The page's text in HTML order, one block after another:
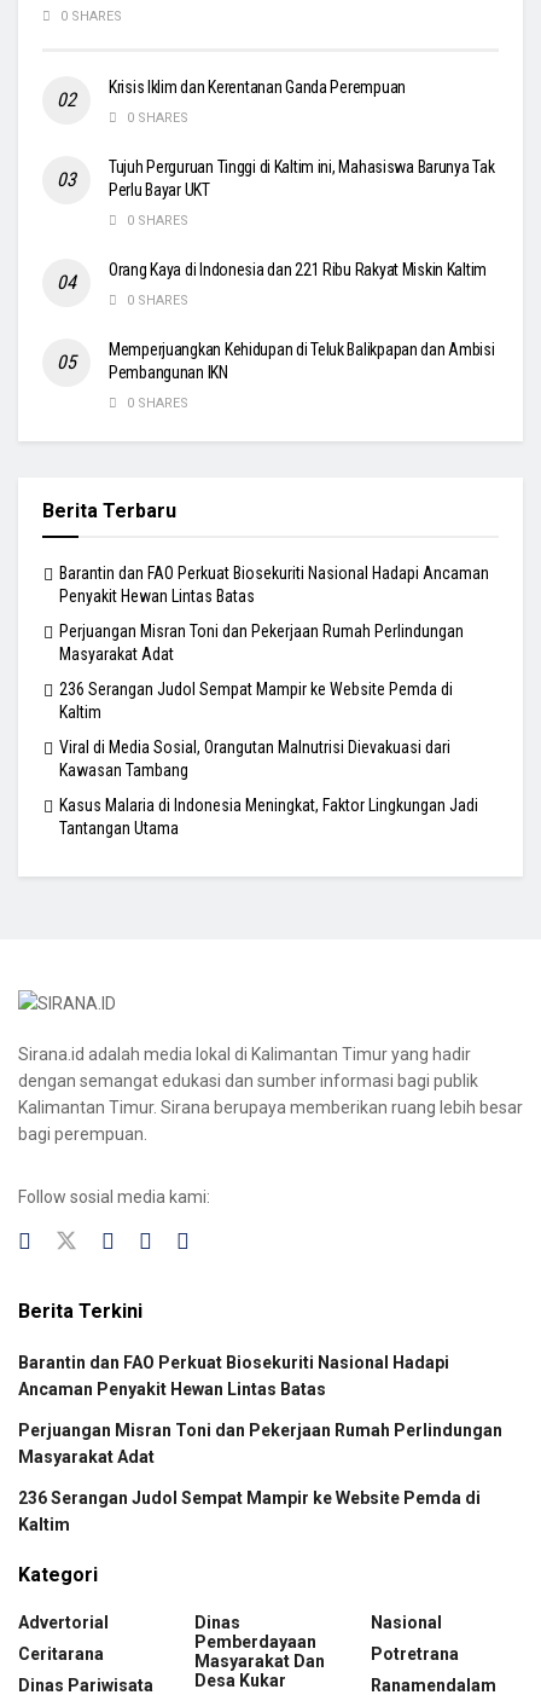
0 SHARES
Krisis Iklim dan Kerentanan Ganda Perempuan
0 SHARES
Tujuh Perguruan Tinggi di Kaltim ini, Mahasiswa Barunya Tak
Perlu Bayar UKT
0 SHARES
Orang Kaya di Indonesia dan 221 Ribu Rakyat Miskin Kaltim
0 SHARES
Memperjuangkan Kehidupan di Teluk Balikpapan dan Ambisi
Pembangunan IKN
0 SHARES
Berita Terbaru
Barantin dan FAO Perkuat Biosekuriti Nasional Hadapi Ancaman
Penyakit Hewan Lintas Batas
Perjuangan Misran Toni dan Pekerjaan Rumah Perlindungan
Masyarakat Adat
236 Serangan Judol Sempat Mampir ke Website Pemda di
Kaltim
Viral di Media Sosial, Orangutan Malnutrisi Dievakuasi dari
Kawasan Tambang
Kasus Malaria di Indonesia Meningkat, Faktor Lingkungan Jadi
Tantangan Utama
Sirana.id adalah media lokal di Kalimantan Timur yang hadir
dengan semangat edukasi dan sumber informasi bagi publik
Kalimantan Timur. Sirana berupaya memberikan ruang lebih besar
bagi perempuan.
Follow sosial media kami:
Berita Terkini
Barantin dan FAO Perkuat Biosekuriti Nasional Hadapi
Ancaman Penyakit Hewan Lintas Batas
Perjuangan Misran Toni dan Pekerjaan Rumah Perlindungan
Masyarakat Adat
236 Serangan Judol Sempat Mampir ke Website Pemda di
Kaltim
Kategori
Advertorial
Ceritarana
Dinas Pariwisata
Dinas
Pemberdayaan
Masyarakat Dan
Desa Kukar
Nasional
Potretrana
Ranamendalam